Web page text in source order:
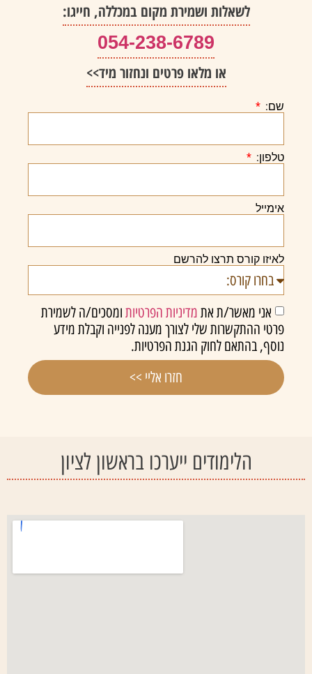
לשאלות ושמירת מקום במכללה, חייגו:
054-238-6789
או מלאו פרטים ונחזור מיד>>
שם:
טלפון:
אימייל
לאיזו קורס תרצו להרשם
אני מאשר/ת את מדיניות הפרטיות ומסכים/ה לשמירת
פרטי ההתקשרות שלי לצורך מענה לפנייה וקבלת מידע
נוסף, בהתאם לחוק הגנת הפרטיות.
חזרו אליי >>
הלימודים ייערכו בראשון לציון